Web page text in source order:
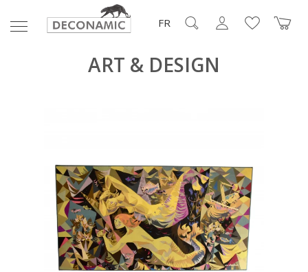
FR
ART & DESIGN